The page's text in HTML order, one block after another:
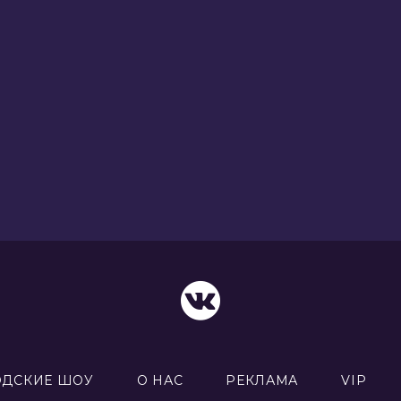
ШОУ О НАС РЕКЛАМА VIP